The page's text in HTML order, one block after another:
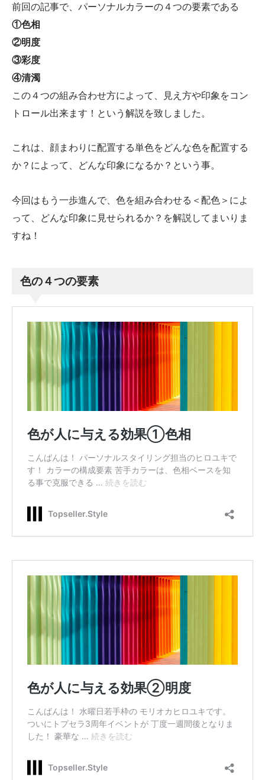
前回の記事で、パーソナルカラーの４つの要素である
①色相
②明度
③彩度
④清濁
この４つの組み合わせ方によって、見え方や印象をコン
トロール出来ます！という解説を致しました。
これは、顔まわりに配置する単色をどんな色を配置する
か？によって、どんな印象になるか？という事。
今回はもう一歩進んで、色を組み合わせる＜配色＞によ
って、どんな印象に見せられるか？を解説してまいりま
すね！
色の４つの要素